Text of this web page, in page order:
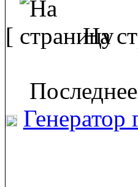
[ На
Генератор